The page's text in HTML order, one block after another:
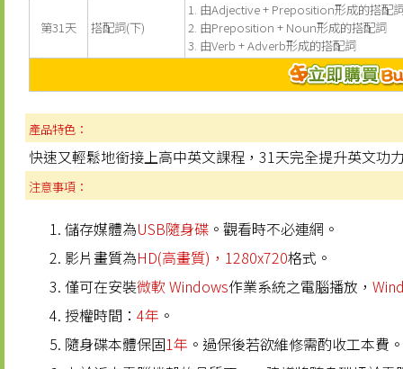
第31天 搭配詞(下)
1. 由Adjective + Preposition形成的搭配
2. 由Preposition + Noun形成的搭配詞
3. 由Verb + Adverb形成的搭配詞
產品特色：
快速又輕鬆地銜接上高中英文課程，31天完全提升英文功
注意事項：
儲存媒體為USB隨身碟。觀看時不必連網。
影片畫質為HD(高畫質)，1280x720格式。
僅可在安裝微軟 Windows作業系統之電腦播放，
授權時間： 4年 。
隨身碟本體保固1年 。過保後若欲維修需酌收工本費。